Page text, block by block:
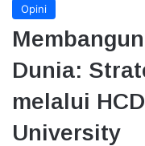
Opini
Dunia:
melalui
University